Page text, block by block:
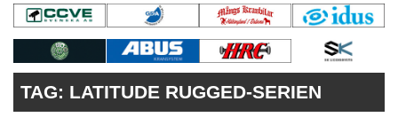
KONTAKT
VÅRA ANDRA MAGASIN
PRENUMERERA
ANNONSERA
TAG: LATITUDE RUGGED-SERIEN